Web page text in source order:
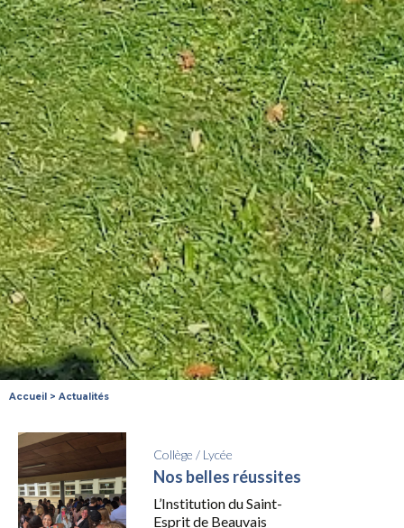
Accueil > Actualités
Collège / Lycée
Nos belles réussites
L’Institution du Saint-
Esprit de Beauvais